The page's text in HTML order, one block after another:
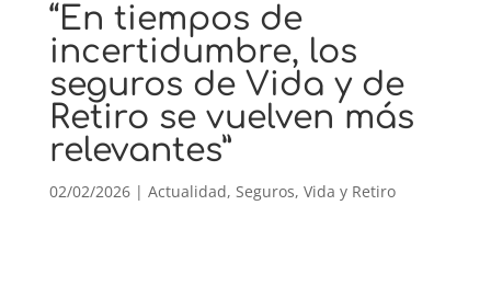
“En tiempos de
incertidumbre, los
seguros de Vida y de
Retiro se vuelven más
relevantes”
02/02/2026| Actualidad, Seguros, Vida y Retiro